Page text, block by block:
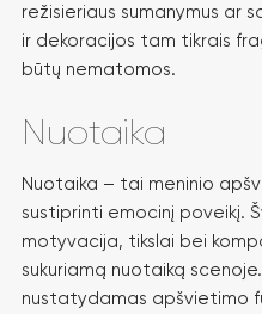
režisieriaus sumanymus ar
ir dekoracijos tam tikrais
būtų nematomos.
Nuotaika
Nuotaika – tai meninio
sustiprinti emocinį poveikį.
motyvacija, tikslai bei
sukuriamą nuotaiką
nustatydamas apšvietimo